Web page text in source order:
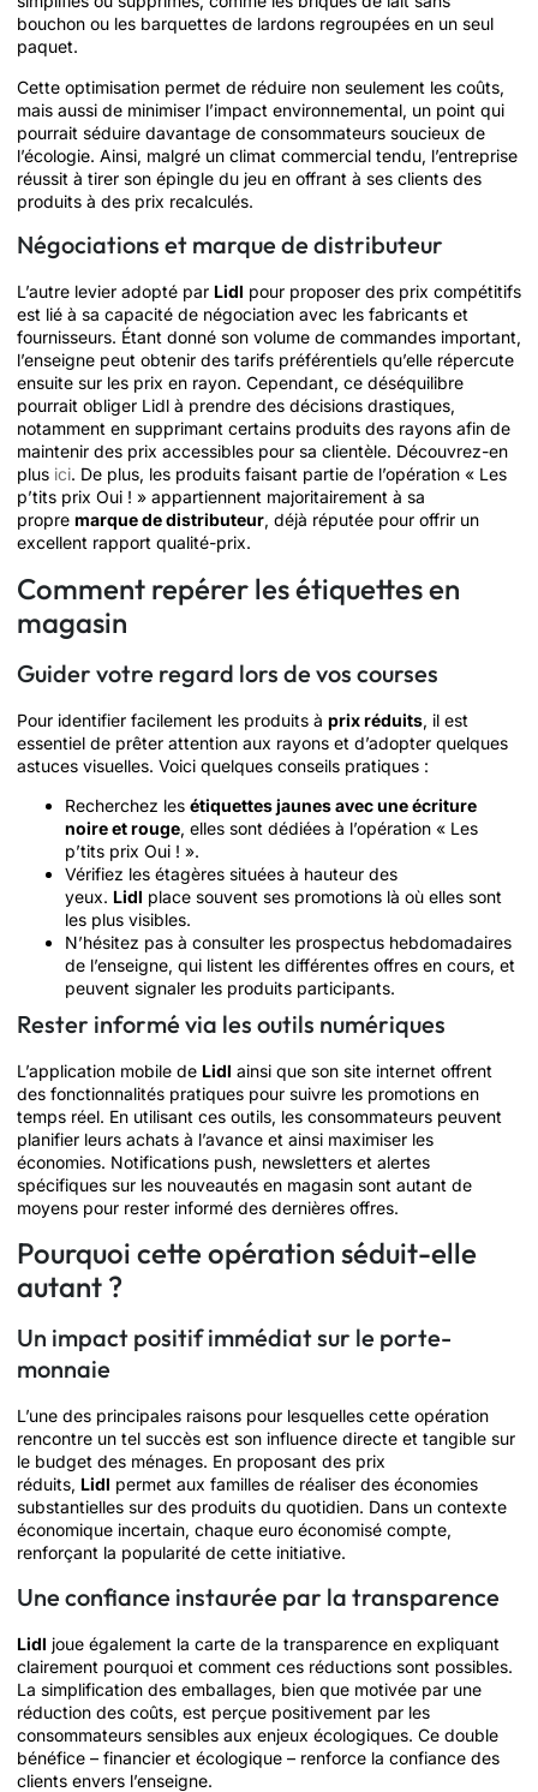
bouchon ou les barquettes de lardons regroupées en un seul
paquet.
Cette optimisation permet de réduire non seulement les coûts,
mais aussi de minimiser l’impact environnemental, un point qui
pourrait séduire davantage de consommateurs soucieux de
l’écologie. Ainsi, malgré un climat commercial tendu, l’entreprise
réussit à tirer son épingle du jeu en offrant à ses clients des
produits à des prix recalculés.
Négociations et marque de distributeur
L’autre levier adopté par Lidl pour proposer des prix compétitifs
est lié à sa capacité de négociation avec les fabricants et
fournisseurs. Étant donné son volume de commandes important,
l’enseigne peut obtenir des tarifs préférentiels qu’elle répercute
ensuite sur les prix en rayon. Cependant, ce déséquilibre
pourrait obliger Lidl à prendre des décisions drastiques,
notamment en supprimant certains produits des rayons afin de
maintenir des prix accessibles pour sa clientèle. Découvrez-en
plus ici. De plus, les produits faisant partie de l’opération « Les
p’tits prix Oui ! » appartiennent majoritairement à sa
propre marque de distributeur, déjà réputée pour offrir un
excellent rapport qualité-prix.
Comment repérer les étiquettes en
magasin
Guider votre regard lors de vos courses
Pour identifier facilement les produits à prix réduits, il est
essentiel de prêter attention aux rayons et d’adopter quelques
astuces visuelles. Voici quelques conseils pratiques :
Recherchez les étiquettes jaunes avec une écriture
noire et rouge, elles sont dédiées à l’opération « Les
p’tits prix Oui ! ».
Vérifiez les étagères situées à hauteur des
yeux. Lidl place souvent ses promotions là où elles sont
les plus visibles.
N’hésitez pas à consulter les prospectus hebdomadaires
de l’enseigne, qui listent les différentes offres en cours, et
peuvent signaler les produits participants.
Rester informé via les outils numériques
L’application mobile de Lidl ainsi que son site internet offrent
des fonctionnalités pratiques pour suivre les promotions en
temps réel. En utilisant ces outils, les consommateurs peuvent
planifier leurs achats à l’avance et ainsi maximiser les
économies. Notifications push, newsletters et alertes
spécifiques sur les nouveautés en magasin sont autant de
moyens pour rester informé des dernières offres.
Pourquoi cette opération séduit-elle
autant ?
Un impact positif immédiat sur le porte-
monnaie
L’une des principales raisons pour lesquelles cette opération
rencontre un tel succès est son influence directe et tangible sur
le budget des ménages. En proposant des prix
réduits, Lidl permet aux familles de réaliser des économies
substantielles sur des produits du quotidien. Dans un contexte
économique incertain, chaque euro économisé compte,
renforçant la popularité de cette initiative.
Une confiance instaurée par la transparence
Lidl joue également la carte de la transparence en expliquant
clairement pourquoi et comment ces réductions sont possibles.
La simplification des emballages, bien que motivée par une
réduction des coûts, est perçue positivement par les
consommateurs sensibles aux enjeux écologiques. Ce double
bénéfice – financier et écologique – renforce la confiance des
clients envers l’enseigne.